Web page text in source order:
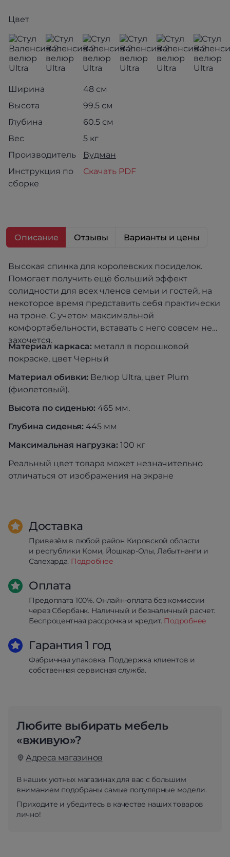
Цвет
Ширина
48 см
Высота
99.5 см
Глубина
60.5 см
Вес
5 кг
Производитель
Вудман
Инструкция по
сборке
Скачать PDF
Описание Отзывы Варианты и цены
Высокая спинка для королевских посиделок.
Помогает получить ещё больший эффект
солидности для всех членов семьи и гостей, на
некоторое время представить себя практически
на троне. С учетом максимальной
комфортабельности, вставать с него совсем не
захочется.
Материал каркаса: металл в порошковой
покраске, цвет Черный
Материал обивки: Велюр Ultra, цвет Plum
(фиолетовый).
Высота по сиденью: 465 мм.
Глубина сиденья: 445 мм
Максимальная нагрузка: 100 кг
Реальный цвет товара может незначительно
отличаться от изображения на экране
Доставка
Привезём в любой район Кировской области
и республики Коми, Йошкар-Олы, Лабытнанги и
Салехарда. Подробнее
Оплата
Предоплата 100%. Онлайн-оплата без комиссии
через Сбербанк. Наличный и безналичный расчет.
Беспроцентная рассрочка и кредит. Подробнее
Гарантия 1 год
Фабричная упаковка. Поддержка клиентов и
собственная сервисная служба.
Любите выбирать мебель
«вживую»?
Адреса магазинов
В наших уютных магазинах для вас с большим
вниманием подобраны самые популярные модели.
Приходите и убедитесь в качестве наших товаров
лично!